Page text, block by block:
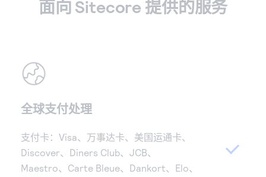
面向 Sitecore 提供的服务
全球支付处理
支付卡：Visa、万事达卡、美国运通卡、
Discover、Diners Club、JCB、
Maestro、Carte Bleue、Dankort、Elo、